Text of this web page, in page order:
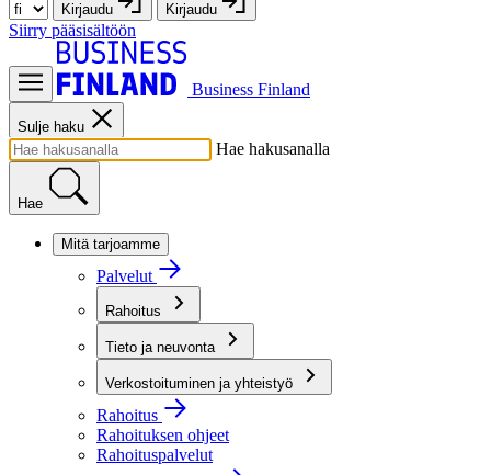
Kirjaudu Kirjaudu
Siirry pääsisältöön
Business Finland
Sulje haku
Hae hakusanalla
Hae
Mitä tarjoamme
Palvelut
Rahoitus
Tieto ja neuvonta
Verkostoituminen ja yhteistyö
Rahoitus
Rahoituksen ohjeet
Rahoituspalvelut